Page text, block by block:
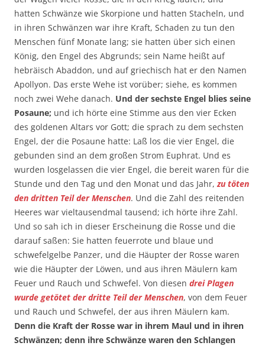
hatten Schwänze wie Skorpione und hatten Stacheln, und
in ihren Schwänzen war ihre Kraft, Schaden zu tun den
Menschen fünf Monate lang; sie hatten über sich einen
König, den Engel des Abgrunds; sein Name heißt auf
hebräisch Abaddon, und auf griechisch hat er den Namen
Apollyon. Das erste Wehe ist vorüber; siehe, es kommen
noch zwei Wehe danach. Und der sechste Engel blies seine
Posaune; und ich hörte eine Stimme aus den vier Ecken
des goldenen Altars vor Gott; die sprach zu dem sechsten
Engel, der die Posaune hatte: Laß los die vier Engel, die
gebunden sind an dem großen Strom Euphrat. Und es
wurden losgelassen die vier Engel, die bereit waren für die
Stunde und den Tag und den Monat und das Jahr, zu töten
den dritten Teil der Menschen. Und die Zahl des reitenden
Heeres war vieltausendmal tausend; ich hörte ihre Zahl.
Und so sah ich in dieser Erscheinung die Rosse und die
darauf saßen: Sie hatten feuerrote und blaue und
schwefelgelbe Panzer, und die Häupter der Rosse waren
wie die Häupter der Löwen, und aus ihren Mäulern kam
Feuer und Rauch und Schwefel. Von diesen drei Plagen
wurde getötet der dritte Teil der Menschen, von dem Feuer
und Rauch und Schwefel, der aus ihren Mäulern kam.
Denn die Kraft der Rosse war in ihrem Maul und in ihren
Schwänzen; denn ihre Schwänze waren den Schlangen